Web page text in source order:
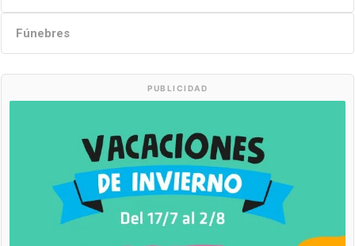
Fúnebres
PUBLICIDAD